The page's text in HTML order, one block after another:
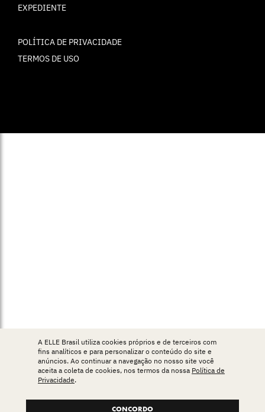
EXPEDIENTE
POLÍTICA DE PRIVACIDADE
TERMOS DE USO
A ELLE Brasil utiliza cookies próprios e de terceiros com
fins analíticos e para personalizar o conteúdo do site e
anúncios. Ao continuar a navegação no nosso site você
aceita a coleta de cookies, nos termos da nossa Política de
Privacidade.
CONCORDO